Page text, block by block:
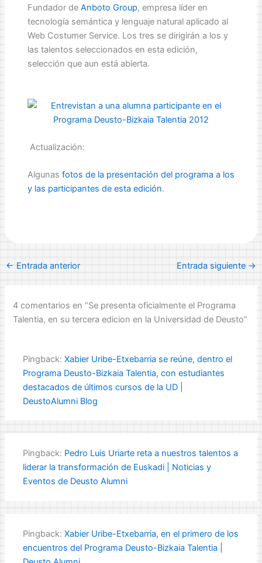
Fundador de Anboto Group, empresa líder en
tecnología semántica y lenguaje natural aplicado al
Web Costumer Service. Los tres se dirigirán a los y
las talentos seleccionados en esta edición,
selección que aun está abierta.
Actualización:
Algunas fotos de la presentación del programa a los
y las participantes de esta edición.
←Entrada anterior Entrada siguiente→
4 comentarios en “Se presenta oficialmente el Programa
Talentia, en su tercera edicion en la Universidad de Deusto”
Pingback:Xabier Uribe-Etxebarria se reúne, dentro el
Programa Deusto-Bizkaia Talentia, con estudiantes
destacados de últimos cursos de la UD |
DeustoAlumni Blog
Pingback: Pedro Luis Uriarte reta a nuestros talentos a
liderar la transformación de Euskadi | Noticias y
Eventos de Deusto Alumni
Pingback:Xabier Uribe-Etxebarria, en el primero de los
encuentros del Programa Deusto-Bizkaia Talentia |